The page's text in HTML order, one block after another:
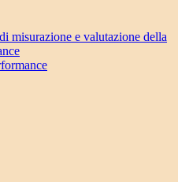
misurazione e valutazione della